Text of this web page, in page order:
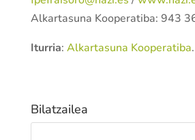
Alkartasuna Kooperatiba: 943
Iturria: Alkartasuna Kooperatiba.
Bilatzailea